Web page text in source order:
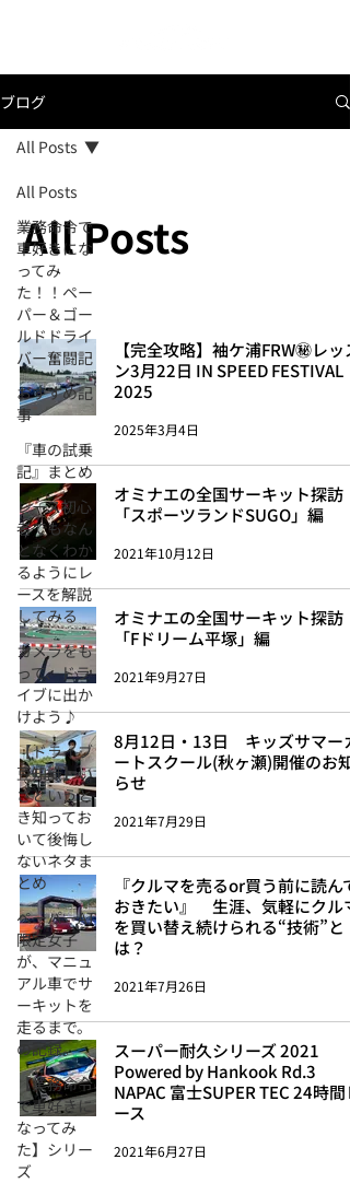
ブログ
All Posts
業務命令で
車好きにな
ってみ
た！！ペー
パー＆ゴー
ルドドライ
バー奮闘記
おすすめ記
事
『車の試乗
記』まとめ
レース初心
者でもなん
となくわか
るようにレ
ースを解説
してみる
カメラをも
って、ドラ
イブに出か
けよう♪
【ドライブ
豆知識】い
ざというと
き知ってお
いて後悔し
ないネタま
とめ
ペーパーAT
限定女子
が、マニュ
アル車でサ
ーキットを
走るまで。
の記録。
【業務命令
で車好きに
なってみ
た】シリー
ズ
All Posts
All Posts
【完全攻略】袖ケ浦FRW㊙レッス
ン3月22日 IN SPEED FESTIVAL
2025
2025年3月4日
オミナエの全国サーキット探訪：
「スポーツランドSUGO」編
2021年10月12日
オミナエの全国サーキット探訪：
「Fドリーム平塚」編
2021年9月27日
8月12日・13日 キッズサマーカ
ートスクール(秋ヶ瀬)開催のお知
らせ
2021年7月29日
『クルマを売るor買う前に読んで
おきたい』 生涯、気軽にクルマ
を買い替え続けられる“技術”と
は？
2021年7月26日
スーパー耐久シリーズ 2021
Powered by Hankook Rd.3
NAPAC 富士SUPER TEC 24時間レ
ース
2021年6月27日